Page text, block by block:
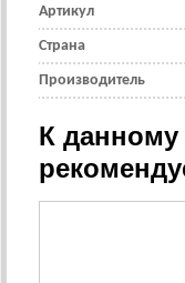
Артикул
Страна
Производитель
К